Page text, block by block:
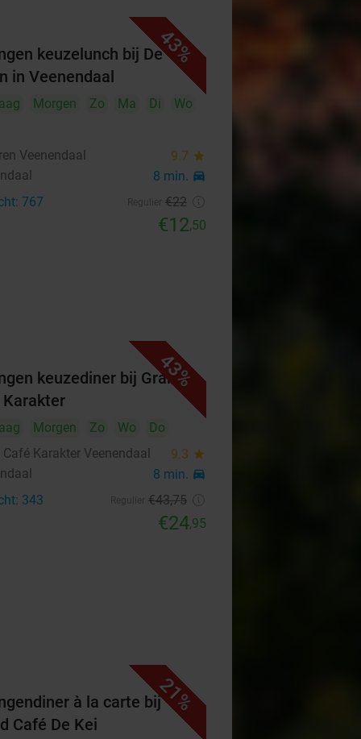
43%
keuzelunch bij De
in Veenendaal
Morgen Zo Ma Di
Wo
Veenendaal
9.7 star
8 min. directions_car
767 €22
€12,50
43%
keuzediner bij Grand
Karakter
Morgen Zo Wo
Do
Café Karakter Veenendaal
9.3 star
8 min. directions_car
343 €43,75
€24,95
21%
à la carte bij
Café De Kei